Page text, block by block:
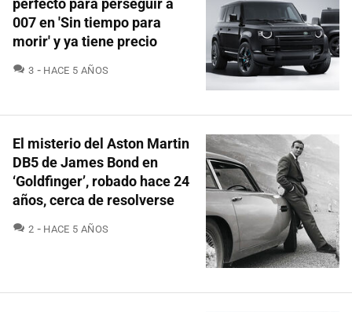
perfecto para perseguir a
007 en 'Sin tiempo para
morir' y ya tiene precio
3 COMENTARIOS
HACE 5 AÑOS
El misterio del Aston Martin
DB5 de James Bond en
‘Goldfinger’, robado hace 24
años, cerca de resolverse
2 COMENTARIOS
HACE 5 AÑOS